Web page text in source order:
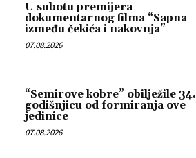
U subotu premijera
dokumentarnog filma “Sapna
između čekića i nakovnja”
07.08.2026
“Semirove kobre” obilježile 34.
godišnjicu od formiranja ove
jedinice
07.08.2026